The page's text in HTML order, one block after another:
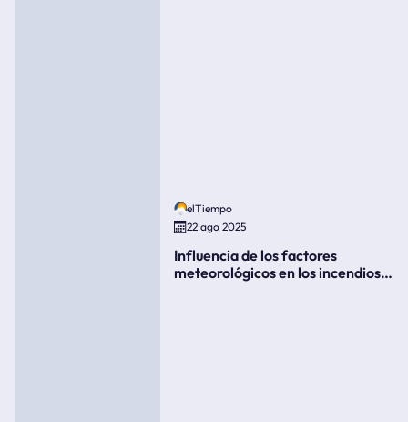
elTiempo
22 ago 2025
Influencia de los factores
meteorológicos en los incendios